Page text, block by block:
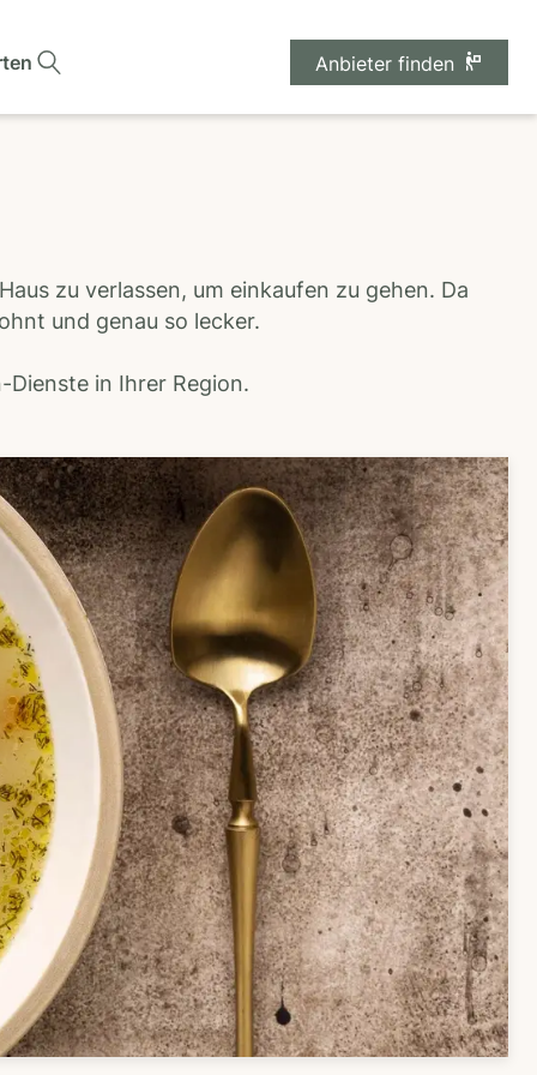
Anbieter finden
zu verlassen, um einkaufen zu gehen. Da
und genau so lecker.
Dienste in Ihrer Region.